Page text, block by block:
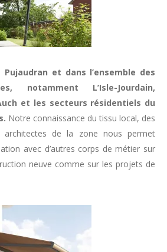
et dans l’ensemble des
notamment L’Isle-Jourdain,
et les secteurs résidentiels du
Notre connaissance du tissu local, des
architectes de la zone nous permet
avec d’autres corps de métier sur
neuve comme sur les projets de